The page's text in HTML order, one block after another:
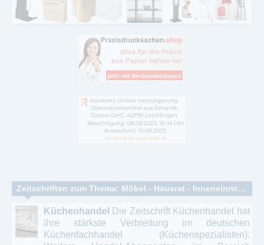
Zeitschriften zum Thema: Möbel - Hausrat - Inneneinrichtung – Dekoration Wohnideen
Küchenhandel
Die Zeitschrift Küchenhandel hat
ihre stärkste Verbreitung im deutschen
Küchenfachhandel (Küchenspezialisten).